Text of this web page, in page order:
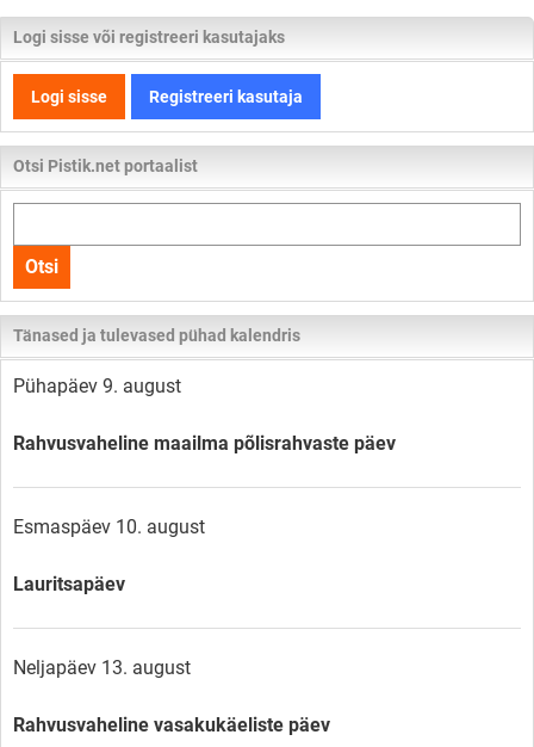
Logi sisse või registreeri kasutajaks
Logi sisse Registreeri kasutaja
Otsi Pistik.net portaalist
kogu
lehelt
Otsi
Tänased ja tulevased pühad kalendris
Pühapäev 9. august
Rahvusvaheline maailma põlisrahvaste päev
Esmaspäev 10. august
Lauritsapäev
Neljapäev 13. august
Rahvusvaheline vasakukäeliste päev